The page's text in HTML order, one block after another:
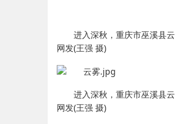
进入深秋，重庆市巫溪县
网发(王强 摄)
进入深秋，重庆市巫溪县
网发(王强 摄)